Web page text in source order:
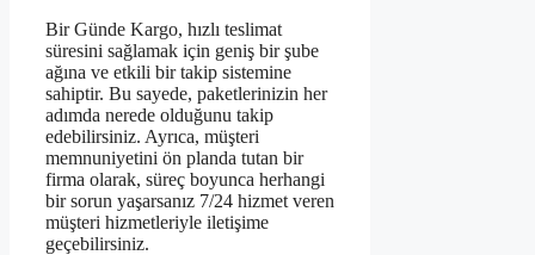
Bir Günde Kargo, hızlı teslimat
süresini sağlamak için geniş bir şube
ağına ve etkili bir takip sistemine
sahiptir. Bu sayede, paketlerinizin her
adımda nerede olduğunu takip
edebilirsiniz. Ayrıca, müşteri
memnuniyetini ön planda tutan bir
firma olarak, süreç boyunca herhangi
bir sorun yaşarsanız 7/24 hizmet veren
müşteri hizmetleriyle iletişime
geçebilirsiniz.